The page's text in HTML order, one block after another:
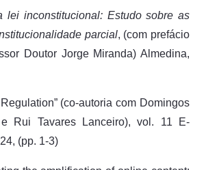
lei inconstitucional: Estudo sobre as
parcial, (com prefácio
Doutor Jorge Miranda) Almedina,
(co-autoria com Domingos
Rui Tavares Lanceiro), vol. 11 E-
(pp. 1-3)